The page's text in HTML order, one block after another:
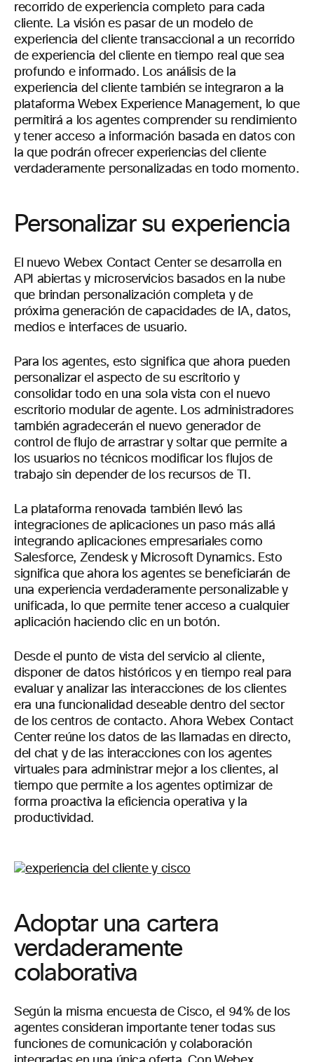
recorrido de experiencia completo para cada
cliente. La visión es pasar de un modelo de
experiencia del cliente transaccional a un recorrido
de experiencia del cliente en tiempo real que sea
profundo e informado. Los análisis de la
experiencia del cliente también se integraron a la
plataforma Webex Experience Management, lo que
permitirá a los agentes comprender su rendimiento
y tener acceso a información basada en datos con
la que podrán ofrecer experiencias del cliente
verdaderamente personalizadas en todo momento.
Personalizar su experiencia
El nuevo Webex Contact Center se desarrolla en
API abiertas y microservicios basados en la nube
que brindan personalización completa y de
próxima generación de capacidades de IA, datos,
medios e interfaces de usuario.
Para los agentes, esto significa que ahora pueden
personalizar el aspecto de su escritorio y
consolidar todo en una sola vista con el nuevo
escritorio modular de agente. Los administradores
también agradecerán el nuevo generador de
control de flujo de arrastrar y soltar que permite a
los usuarios no técnicos modificar los flujos de
trabajo sin depender de los recursos de TI.
La plataforma renovada también llevó las
integraciones de aplicaciones un paso más allá
integrando aplicaciones empresariales como
Salesforce, Zendesk y Microsoft Dynamics. Esto
significa que ahora los agentes se beneficiarán de
una experiencia verdaderamente personalizable y
unificada, lo que permite tener acceso a cualquier
aplicación haciendo clic en un botón.
Desde el punto de vista del servicio al cliente,
disponer de datos históricos y en tiempo real para
evaluar y analizar las interacciones de los clientes
era una funcionalidad deseable dentro del sector
de los centros de contacto. Ahora Webex Contact
Center reúne los datos de las llamadas en directo,
del chat y de las interacciones con los agentes
virtuales para administrar mejor a los clientes, al
tiempo que permite a los agentes optimizar de
forma proactiva la eficiencia operativa y la
productividad.
Adoptar una cartera
verdaderamente
colaborativa
Según la misma encuesta de Cisco, el 94% de los
agentes consideran importante tener todas sus
funciones de comunicación y colaboración